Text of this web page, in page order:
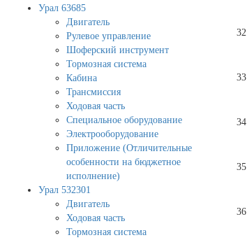
Урал 63685
Двигатель
Рулевое управление
Шоферский инструмент
Тормозная система
Кабина
Трансмиссия
Ходовая часть
Специальное оборудование
Электрооборудование
Приложение (Отличительные
особенности на бюджетное
исполнение)
Урал 532301
Двигатель
Ходовая часть
Тормозная система
32
33
34
35
36